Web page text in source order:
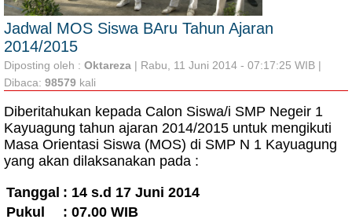
Jadwal MOS Siswa BAru Tahun Ajaran
2014/2015
Diposting oleh : Oktareza | Rabu, 11 Juni 2014 - 07:17:25 WIB |
Dibaca: 98579 kali
Diberitahukan kepada Calon Siswa/i SMP Negeir 1
Kayuagung tahun ajaran 2014/2015 untuk mengikuti
Masa Orientasi Siswa (MOS) di SMP N 1 Kayuagung
yang akan dilaksanakan pada :
Tanggal : 14 s.d 17 Juni 2014
Pukul
: 07.00 WIB